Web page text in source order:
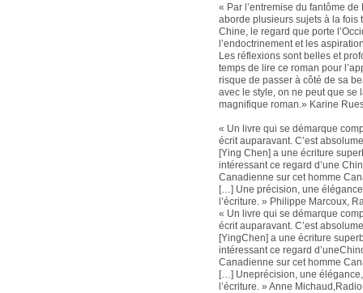
« Par l’entremise du fantôme
aborde plusieurs sujets à la fois
Chine, le regard que porte
l’endoctrinement et les
Les réflexions sont belles et
temps de lire ce roman pour
risque de passer à côté de sa
avec le style, on ne peut que se
magnifique roman.» Karine
« Un livre qui se démarque
écrit auparavant. C’est
[Ying Chen] a une écriture
intéressant ce regard d’une
Canadienne sur cet homme
[…] Une précision, une
l’écriture. » Philippe Marcoux,
« Un livre qui se démarque
écrit auparavant. C’est
[YingChen] a une écriture
intéressant ce regard
Canadienne sur cet homme
[…] Uneprécision, une
l’écriture. » Anne